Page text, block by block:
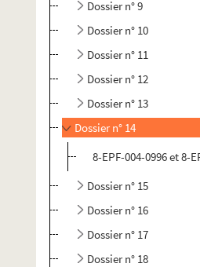
Dossier n° 9
Dossier n° 10
Dossier n° 11
Dossier n° 12
Dossier n° 13
Dossier n° 14
8-EPF-004-0996 et 8-
Dossier n° 15
Dossier n° 16
Dossier n° 17
Dossier n° 18